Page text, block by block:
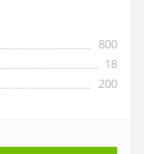
800
18
200